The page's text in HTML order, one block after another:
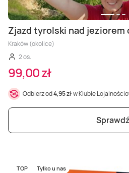
Zjazd tyrolski nad jeziorem
Kraków (okolice)
2 os.
99,00 zł
Odbierz od4,95 złw Klubie
Sprawdź
TOP Tylko u nas